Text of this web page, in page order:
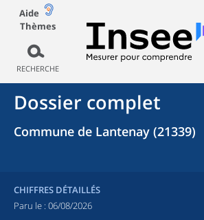
Aide
Thèmes
RECHERCHE
Dossier complet
Commune de Lantenay (21339)
CHIFFRES DÉTAILLÉS
Paru le : 06/08/2026